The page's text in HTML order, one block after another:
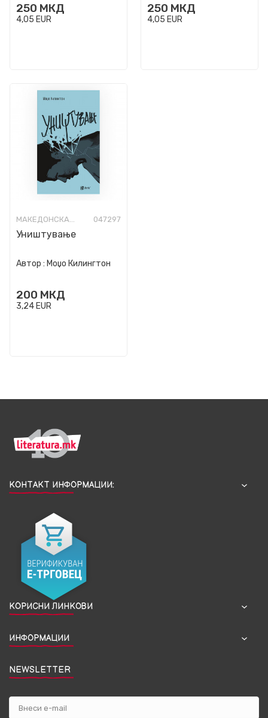
250 МКД
4,05 EUR
250 МКД
4,05 EUR
МАКЕДОНСКА КНИЖЕВНОСТ 047297
Уништување
Автор : Моџо Килингтон
200 МКД
3,24 EUR
КОНТАКТ ИНФОРМАЦИИ:
КОРИСНИ ЛИНКОВИ
ИНФОРМАЦИИ
NEWSLETTER